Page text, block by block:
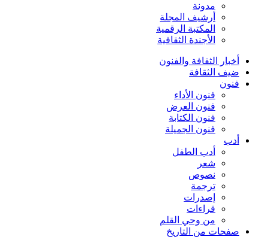
مدونة
أرشيف المجلة
المكتبة الرقمية
الأجندة الثقافية
أخبار الثقافة والفنون
ضيف الثقافة
فنون
فنون الأداء
فنون العرض
فنون الكتابة
فنون الجميلة
أدب
أدب الطفل
شعر
نصوص
ترجمة
إصدرات
قراءات
من وحي القلم
صفحات من التاريخ